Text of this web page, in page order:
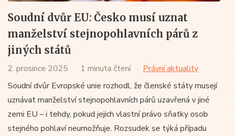
Soudní dvůr EU: Česko musí uznat
manželství stejnopohlavních párů z
jiných států
2. prosince 2025 1 minuta čtení
Právní aktuality
Soudní dvůr Evropské unie rozhodl, že členské státy musejí
uznávat manželství stejnopohlavních párů uzavřená v jiné
zemi EU – i tehdy, pokud jejich vlastní právo sňatky osob
stejného pohlaví neumožňuje. Rozsudek se týká případu